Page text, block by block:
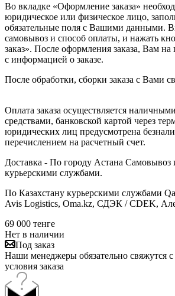
Во вкладке «Оформление заказа»
юридическое или физическое лицо,
обязательные поля с Вашими данными.
самовывоз и способ оплаты, и нажать
заказ». После оформления заказа, Вам
с информацией о заказе.
После обработки, сборки заказа с Вами
Оплата заказа осуществляется
средствами, банковской картой через
юридических лиц предусмотрена
перечислением на расчетный счет.
Доставка - По городу Астана Самовывоз
курьерскими службами.
По Казахстану курьерскими службами
Avis Logistics, Oma.kz, СДЭК / CDEK,
69 000 тенге
Нет в наличии
Под заказ
Наши менеджеры обязательно свяжутся
условия заказа